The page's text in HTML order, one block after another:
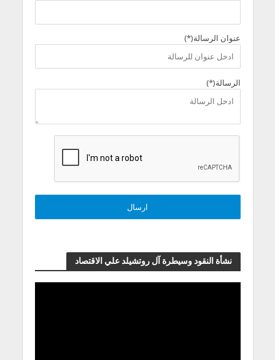
عنوان الرسالة(*)
الرسالة(*)
نشأة النقود وسيطرة آل روتشيلد علي الاقتصاد